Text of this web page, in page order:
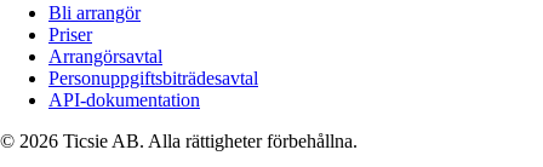
Bli arrangör
Priser
Arrangörsavtal
Personuppgiftsbiträdesavtal
API-dokumentation
© 2026 Ticsie AB. Alla rättigheter förbehållna.